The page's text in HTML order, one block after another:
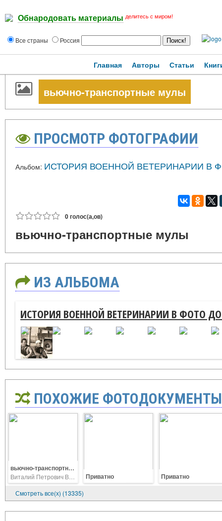
Обнародовать материалы делитесь с миром!
Все страны Россия
Главная Авторы Статьи
вьючно-транспортные мулы
ПРОСМОТР ФОТОГРАФИИ
Альбом: ИСТОРИЯ ВОЕННОЙ ВЕТЕРИНАРИИ В
0 голос(а,ов)
вьючно-транспортные мулы
ИЗ АЛЬБОМА
ИСТОРИЯ ВОЕННОЙ ВЕТЕРИНАРИИ В ФОТО
ПОХОЖИЕ ФОТОДОКУМЕНТЫ
вьючно-транспортные мулы
Приватно Приватно
Смотреть все(х) (13335)